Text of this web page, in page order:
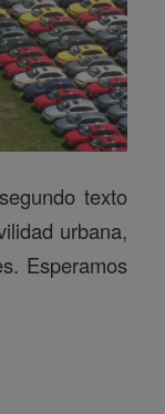
texto
urbana,
Esperamos